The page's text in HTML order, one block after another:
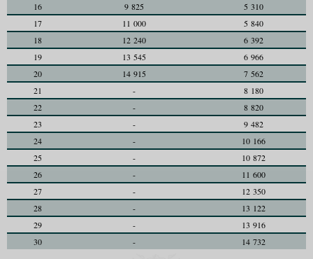
16
9 825
5 310
17
11 000
5 840
18
12 240
6 392
19
13 545
6 966
20
14 915
7 562
21
-
8 180
22
-
8 820
23
-
9 482
24
-
10 166
25
-
10 872
26
-
11 600
27
-
12 350
28
-
13 122
29
-
13 916
30
- 14 732